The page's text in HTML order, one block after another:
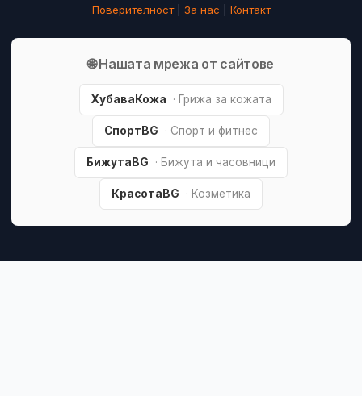
Поверителност| За нас Контакт
🌐 Нашата мрежа от сайтове
ХубаваКожа · Грижа за кожата
СпортBG · Спорт и фитнес
БижутаBG · Бижута и часовници
КрасотаBG · Козметика